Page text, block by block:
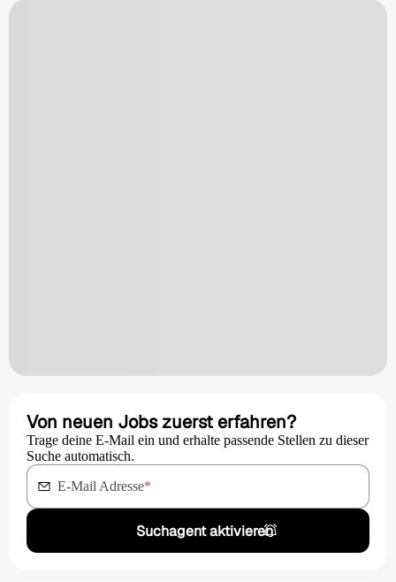
Von neuen Jobs zuerst erfahren?
Trage deine E-Mail ein und erhalte passende Stellen zu dieser
Suche automatisch.
E-Mail Adresse*
Suchagent aktivieren